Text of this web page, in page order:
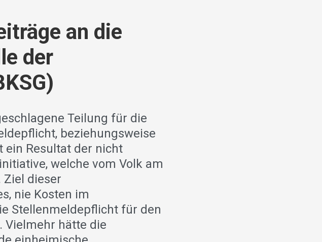
an die
der
Teilung für die
beziehungsweise
ein Resultat der nicht
welche vom Volk am
Ziel dieser
nie Kosten im
Stellenmeldepflicht für den
Vielmehr hätte die